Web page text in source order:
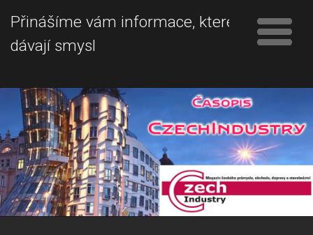
Přinášíme vám informace, které
dávají smysl